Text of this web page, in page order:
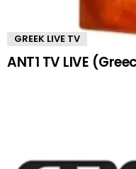
GREEK LIVE TV
ANT1 TV LIVE